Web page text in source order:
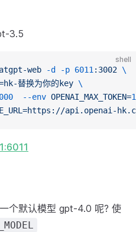
3.5
shell
web -d -p 6011 :3002 \
替换为你的key \
--env OPENAI_MAX_TOKEN=
api.openai-
个默认模型 gpt-4.0 呢? 使